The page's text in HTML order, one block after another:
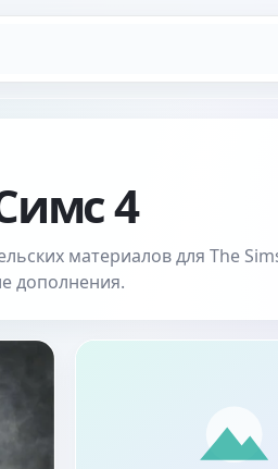
4
материалов для The
дополнения.